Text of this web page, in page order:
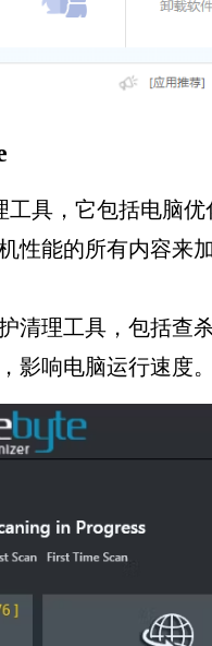
工具，它包括电脑
性能的所有内容来
清理工具，包括查
影响电脑运行速度。